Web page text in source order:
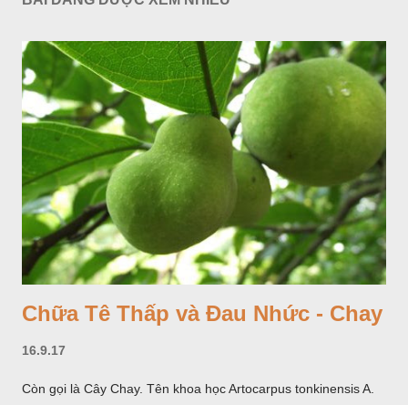
Chữa Tê Thấp và Đau Nhức - Chay
16.9.17
Còn gọi là Cây Chay. Tên khoa học Artocarpus tonkinensis A.